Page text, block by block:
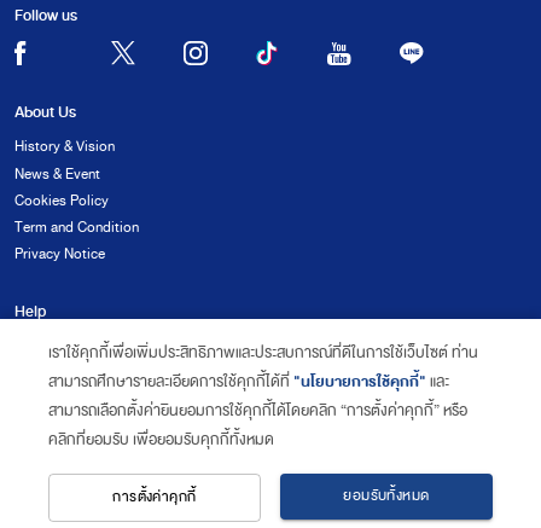
Follow us
About Us
History & Vision
News & Event
Cookies Policy
Term and Condition
Privacy Notice
Help
Complaint Form
Copyright 2020 CounterService. All Rights Reserved.
เราใช้คุกกี้เพื่อเพิ่มประสิทธิภาพและประสบการณ์ที่ดีในการใช้เว็บไซต์ ท่าน
สามารถศึกษารายละเอียดการใช้คุกกี้ได้ที่ "นโยบายการใช้คุกกี้" และ
สามารถเลือกตั้งค่ายินยอมการใช้คุกกี้ได้โดยคลิก “การตั้งค่าคุกกี้” หรือ
คลิกที่ยอมรับ เพื่อยอมรับคุกกี้ทั้งหมด
การตั้งค่าคุกกี้ ยอมรับทั้งหมด